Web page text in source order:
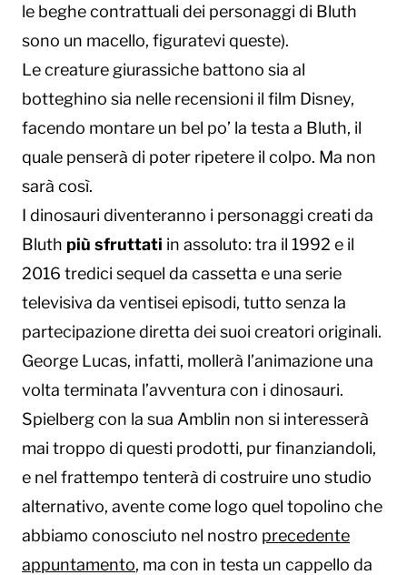
le beghe contrattuali dei personaggi di Bluth
sono un macello, figuratevi queste).
Le creature giurassiche battono sia al
botteghino sia nelle recensioni il film Disney,
facendo montare un bel po’ la testa a Bluth, il
quale penserà di poter ripetere il colpo. Ma non
sarà così.
I dinosauri diventeranno i personaggi creati da
Bluth più sfruttati in assoluto: tra il 1992 e il
2016 tredici sequel da cassetta e una serie
televisiva da ventisei episodi, tutto senza la
partecipazione diretta dei suoi creatori originali.
George Lucas, infatti, mollerà l’animazione una
volta terminata l’avventura con i dinosauri.
Spielberg con la sua Amblin non si interesserà
mai troppo di questi prodotti, pur finanziandoli,
e nel frattempo tenterà di costruire uno studio
alternativo, avente come logo quel topolino che
abbiamo conosciuto nel nostro precedente
appuntamento, ma con in testa un cappello da